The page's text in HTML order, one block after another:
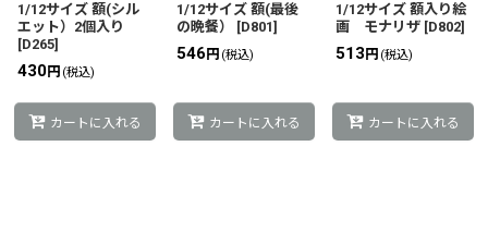
1/12サイズ 額(シル
エット）2個入り
[D265]
430円 (税込)
カートに入れる
1/12サイズ 額(最後
の晩餐）
[D801]
546 円 (税込)
カートに入れる
1/12サイズ 額入り絵
画 モナリザ [D802]
513 円 (税込)
カートに入れる